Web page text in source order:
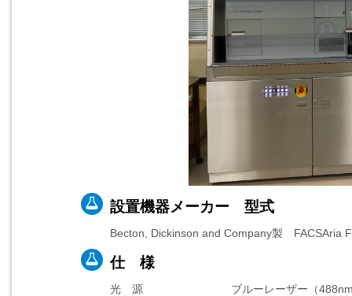
設置機器メーカー 型式
Becton, Dickinson and Company製 FACSAria
仕 様
光 源 ブルーレーザー（488nm